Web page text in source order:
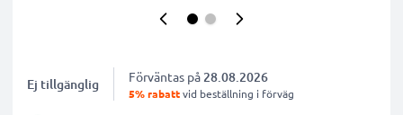
Ej tillgänglig Förväntas på 28.08.2026
5% rabattvid beställning i förväg